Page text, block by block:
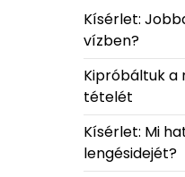
Kísérlet:
vízben?
Kipróbáltuk a
tételét
Kísérlet: Mi
lengésidejét?